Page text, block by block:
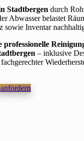
Stadtbergen durch
Abwasser belastet
sowie Inventar
– inklusive